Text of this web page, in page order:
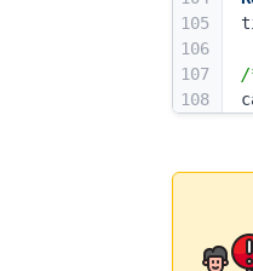
105
106
107
/
108